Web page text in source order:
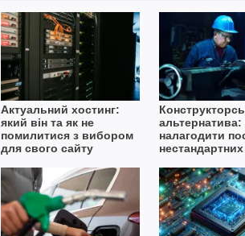
Актуальний хостинг:
який він та як не
помилитися з вибором
для свого сайту
альтернатива:
налагодити
імпорту